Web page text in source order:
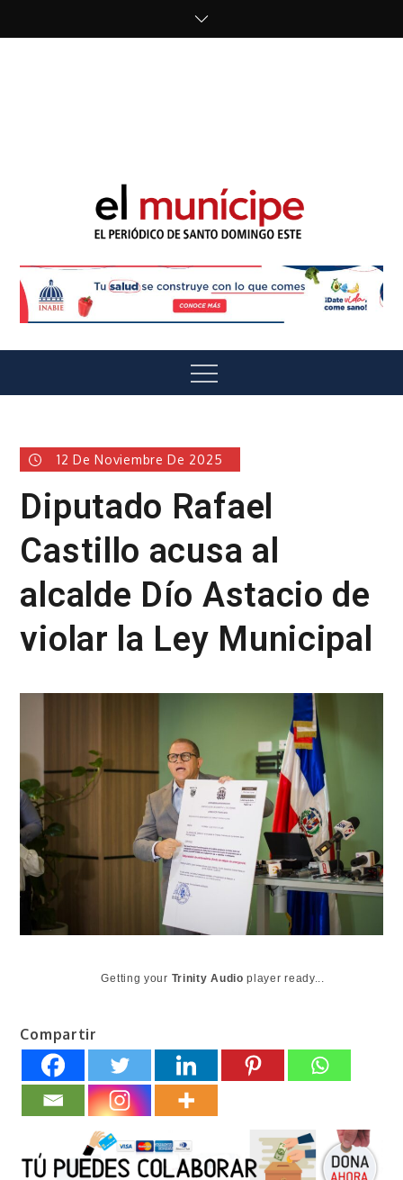
El Munícipe
Menu
12 De Noviembre De 2025
Diputado Rafael
Castillo acusa al
alcalde Dío Astacio de
violar la Ley Municipal
Getting your Trinity Audio player ready...
Compartir